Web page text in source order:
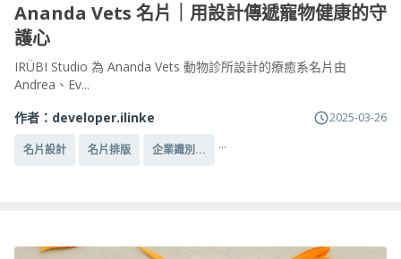
Ananda Vets 名片｜用設計傳遞寵物健康的守
護心
IRÜBI Studio 為 Ananda Vets 動物診所設計的療癒系名片由
Andrea、Ev...
作者： developer.ilinke 2025-03-26
名片設計 名片排版 企業識別... ...